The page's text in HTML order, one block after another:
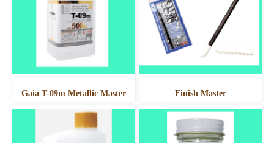
Gaia T-09m Metallic Master Finish Master